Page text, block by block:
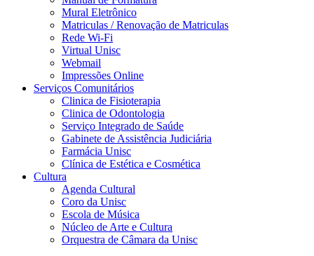
Mural Eletrônico
Matriculas / Renovação de Matriculas
Rede Wi-Fi
Virtual Unisc
Webmail
Impressões Online
Serviços Comunitários
Clinica de Fisioterapia
Clinica de Odontologia
Serviço Integrado de Saúde
Gabinete de Assistência Judiciária
Farmácia Unisc
Clínica de Estética e Cosmética
Cultura
Agenda Cultural
Coro da Unisc
Escola de Música
Núcleo de Arte e Cultura
Orquestra de Câmara da Unisc